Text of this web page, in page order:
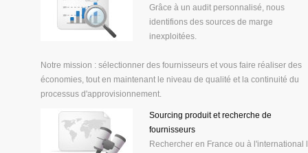
Grâce à un audit personnalisé, nous
identifions des sources de marge
inexploitées.
Notre mission : sélectionner des fournisseurs et vous faire réaliser des
économies, tout en maintenant le niveau de qualité et la continuité du
processus d'approvisionnement.
Sourcing produit et recherche de
fournisseurs
Rechercher en France ou à l'international